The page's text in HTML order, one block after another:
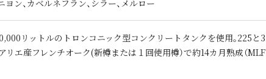
ン、カベルネフラン、シラー、メルロー
リットルのトロンコニック型コンクリートタンクを使用｡225と3
リエ産フレンチオーク(新樽または１回使用樽）で約14カ月熟成（MLF